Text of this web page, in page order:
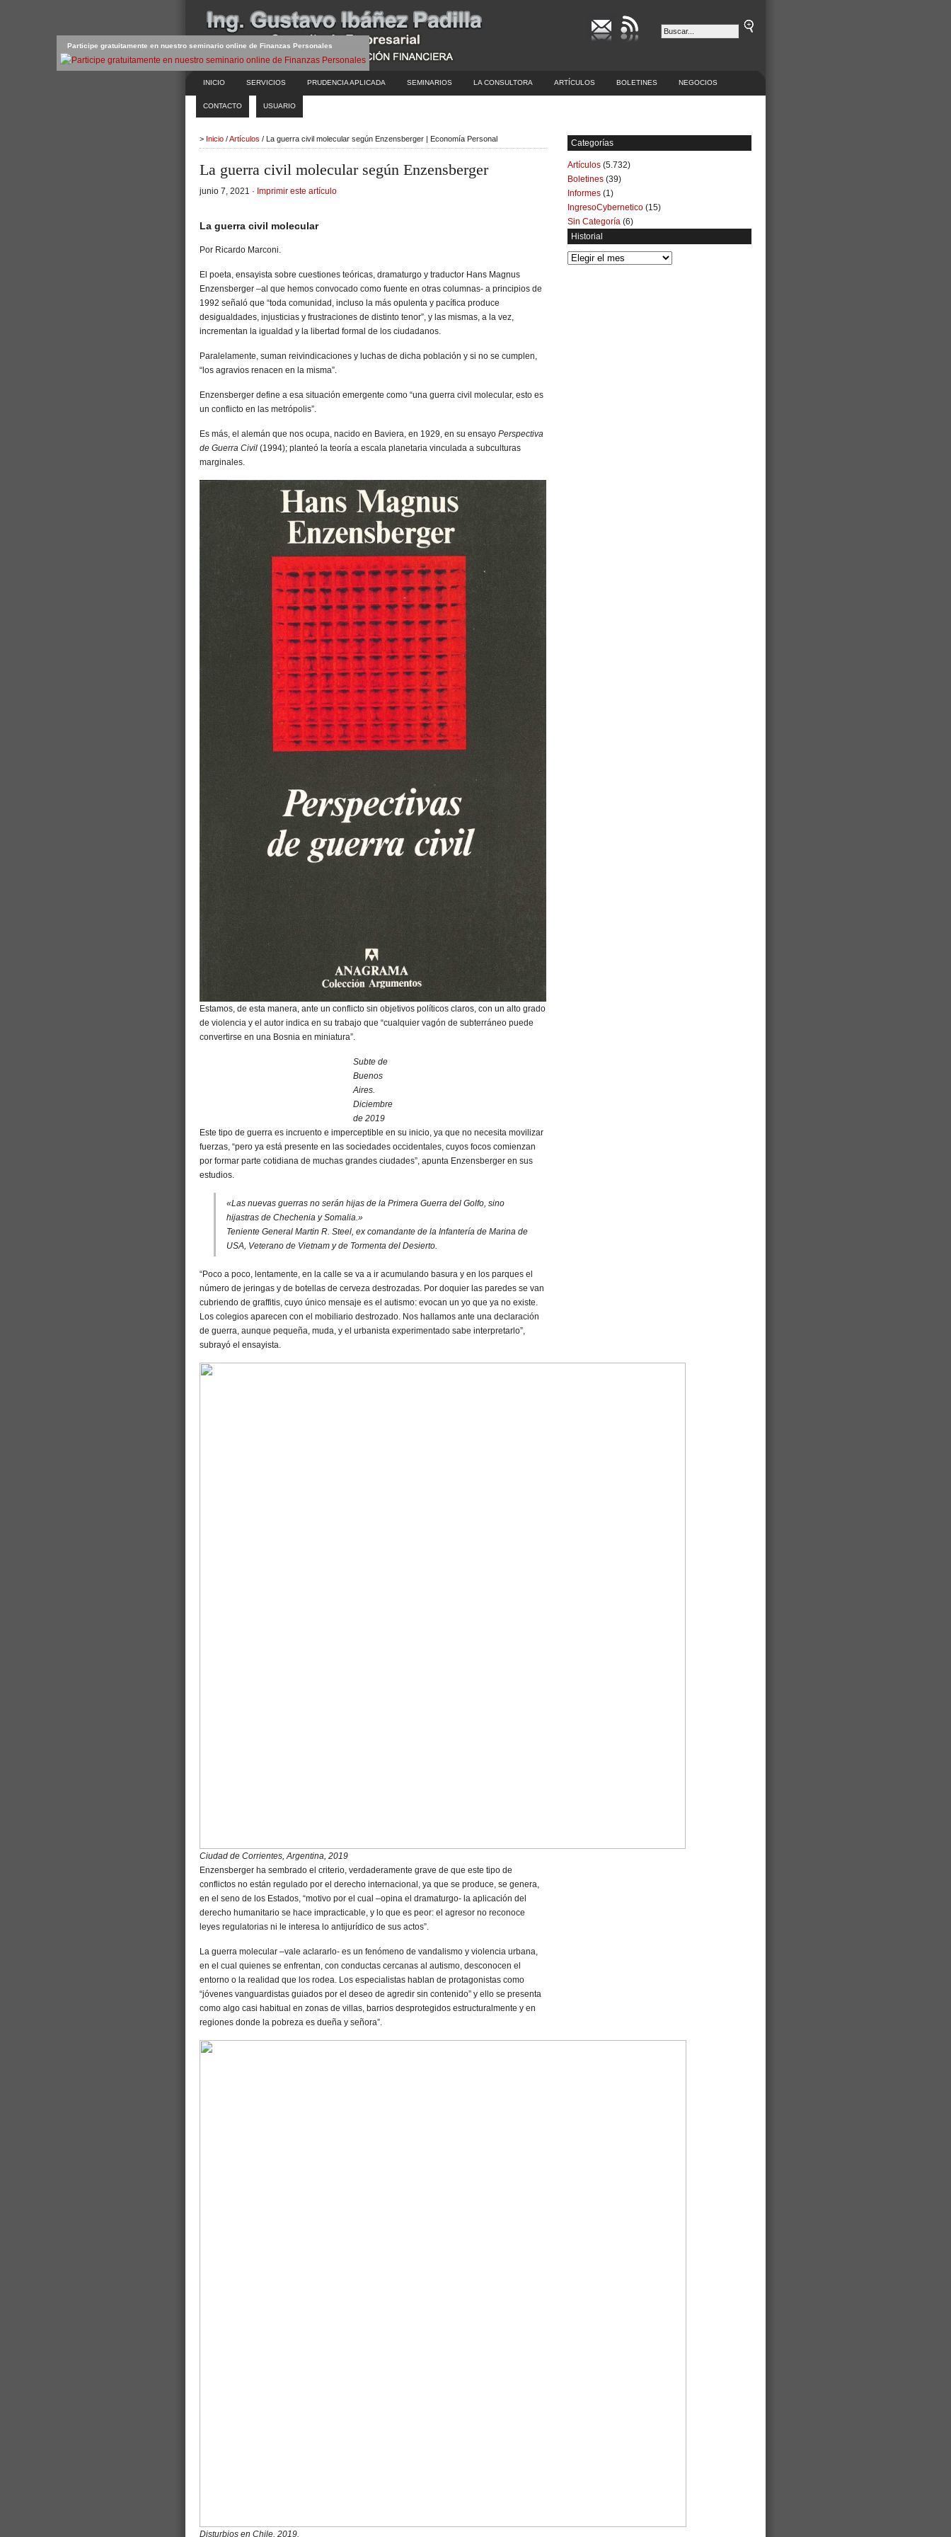
INICIO SERVICIOS PRUDENCIA APLICADA SEMINARIOS LA CONSULTORA ARTÍCULOS BOLETINES NEGOCIOS
CONTACTO USUARIO
> Inicio /Artículos / La guerra civil molecular según Enzensberger | Economía Personal
La guerra civil molecular según Enzensberger
junio 7, 2021 · Imprimir este artículo
La guerra civil molecular
Por Ricardo Marconi.
El poeta, ensayista sobre cuestiones teóricas, dramaturgo y traductor Hans Magnus
Enzensberger –al que hemos convocado como fuente en otras columnas- a principios de
1992 señaló que “toda comunidad, incluso la más opulenta y pacífica produce
desigualdades, injusticias y frustraciones de distinto tenor”, y las mismas, a la vez,
incrementan la igualdad y la libertad formal de los ciudadanos.
Paralelamente, suman reivindicaciones y luchas de dicha población y si no se cumplen,
“los agravios renacen en la misma”.
Enzensberger define a esa situación emergente como “una guerra civil molecular, esto es
un conflicto en las metrópolis”.
Es más, el alemán que nos ocupa, nacido en Baviera, en 1929, en su ensayo Perspectiva
de Guerra Civil (1994); planteó la teoría a escala planetaria vinculada a subculturas
marginales.
Estamos, de esta manera, ante un conflicto sin objetivos políticos claros, con un alto grado
de violencia y el autor indica en su trabajo que “cualquier vagón de subterráneo puede
convertirse en una Bosnia en miniatura”.
Subte de
Buenos
Aires.
Diciembre
de 2019
Este tipo de guerra es incruento e imperceptible en su inicio, ya que no necesita movilizar
fuerzas, “pero ya está presente en las sociedades occidentales, cuyos focos comienzan
por formar parte cotidiana de muchas grandes ciudades”, apunta Enzensberger en sus
estudios.
«Las nuevas guerras no serán hijas de la Primera Guerra del Golfo, sino
hijastras de Chechenia y Somalia.»
Teniente General Martin R. Steel, ex comandante de la Infantería de Marina de
USA, Veterano de Vietnam y de Tormenta del Desierto.
“Poco a poco, lentamente, en la calle se va a ir acumulando basura y en los parques el
número de jeringas y de botellas de cerveza destrozadas. Por doquier las paredes se van
cubriendo de graffitis, cuyo único mensaje es el autismo: evocan un yo que ya no existe.
Los colegios aparecen con el mobiliario destrozado. Nos hallamos ante una declaración
de guerra, aunque pequeña, muda, y el urbanista experimentado sabe interpretarlo”,
subrayó el ensayista.
Ciudad de Corrientes, Argentina, 2019
Enzensberger ha sembrado el criterio, verdaderamente grave de que este tipo de
conflictos no están regulado por el derecho internacional, ya que se produce, se genera,
en el seno de los Estados, “motivo por el cual –opina el dramaturgo- la aplicación del
derecho humanitario se hace impracticable, y lo que es peor: el agresor no reconoce
leyes regulatorias ni le interesa lo antijurídico de sus actos”.
La guerra molecular –vale aclararlo- es un fenómeno de vandalismo y violencia urbana,
en el cual quienes se enfrentan, con conductas cercanas al autismo, desconocen el
entorno o la realidad que los rodea. Los especialistas hablan de protagonistas como
“jóvenes vanguardistas guiados por el deseo de agredir sin contenido” y ello se presenta
como algo casi habitual en zonas de villas, barrios desprotegidos estructuralmente y en
regiones donde la pobreza es dueña y señora”.
Disturbios en Chile, 2019.
Participe gratuitamente en nuestro seminario online de Finanzas Personales
Categorías
Artículos (5.732)
Boletines (39)
Informes (1)
IngresoCybernetico (15)
Sin Categoría (6)
Historial
Historial